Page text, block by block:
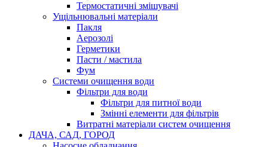
Термостатичні змішувачі
Ущільнювальні матеріали
Пакля
Аерозолі
Герметики
Пасти / мастила
Фум
Системи очищення води
Фільтри для води
Фільтри для питної води
Змінні елементи для фільтрів
Витратні матеріали систем очищення
ДАЧА, САД, ГОРОД